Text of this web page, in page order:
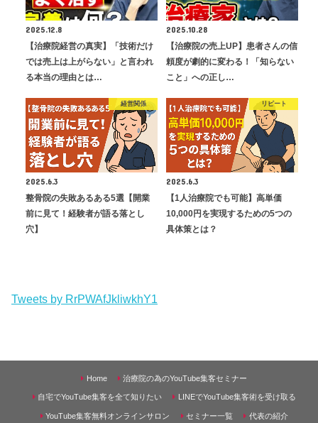
2025.12.8
【治療院経営の真実】「技術だけ
では売上は上がらない」と言われ
る本当の理由とは…
2025.10.28
【治療院の売上UP】患者さんの信
頼度が劇的に変わる！「知らない
こと」への正し…
経営関係
2025.6.3
整骨院の失敗あるある5選【開業
前に見て！経験者が語る落とし
穴】
リピート
2025.6.3
【1人治療院でも可能】高単価
10,000円を実現するための5つの
具体策とは？
Tweets by RrPWAfJkliwkhY1
Home 治療院の為のYouTube集客セミナー
自宅でYouTube集客を全て知りたい LINEでYouTube集客術を受け取る
YouTube集客無料オンラインサロン セミナー一覧 代表の紹介